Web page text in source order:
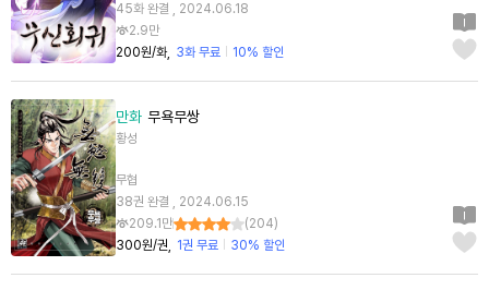
45화 완결 , 2024.06.18
2.9만
200원/화
3화 무료 10% 할인
만화 무욕무쌍
황성
무협
38권 완결 , 2024.06.15
209.1만
(204)
300원/권
1권 무료 30% 할인